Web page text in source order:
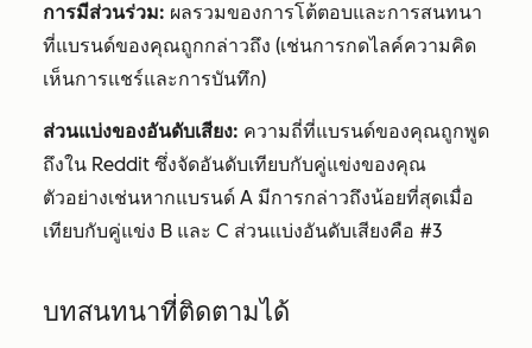
การมีส่วนร่วม: ผลรวมของการโต้ตอบและการสนทนา
ที่แบรนด์ของคุณถูกกล่าวถึง (เช่นการกดไลค์ความคิด
เห็นการแชร์และการบันทึก)
ส่วนแบ่งของอันดับเสียง: ความถี่ที่แบรนด์ของคุณถูกพูด
ถึงใน Reddit ซึ่งจัดอันดับเทียบกับคู่แข่งของคุณ
ตัวอย่างเช่นหากแบรนด์ A มีการกล่าวถึงน้อยที่สุดเมื่อ
เทียบกับคู่แข่ง B และ C ส่วนแบ่งอันดับเสียงคือ #3
บทสนทนาที่ติดตามได้